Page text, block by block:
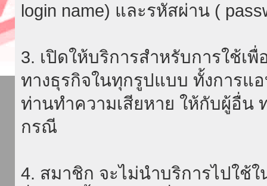
login name) และรหัสผ่าน (
3. เปิดให้บริการสำหรับการใช้เ
ทางธุรกิจในทุกรูปแบบ ทั้งการแ
ท่านทำความเสียหาย ให้กับผู้อื่น
กรณี
4. สมาชิก จะไม่นำบริการไปใช้